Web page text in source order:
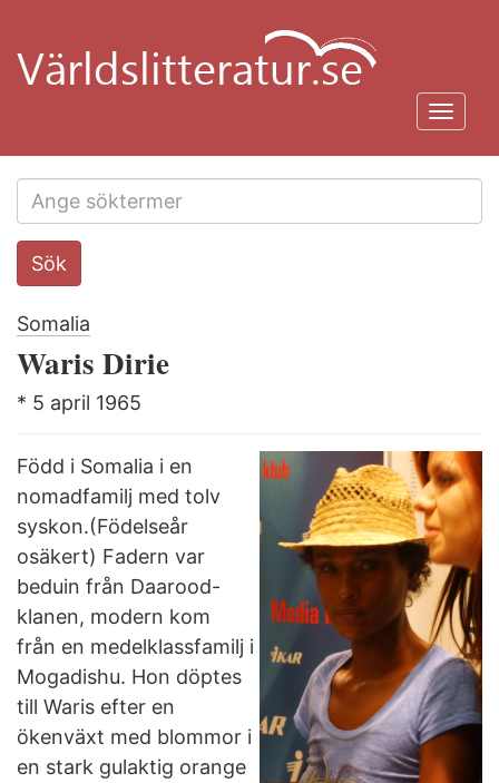
huvudinnehåll
Search
this
Sök
Somalia
Waris Dirie
* 5 april 1965
Född i Somalia i en
nomadfamilj med tolv
syskon.(Födelseår
osäkert) Fadern var
beduin från Daarood-
klanen, modern kom
från en medelklassfamilj i
Mogadishu. Hon döptes
till Waris efter en
ökenväxt med blommor i
en stark gulaktig orange